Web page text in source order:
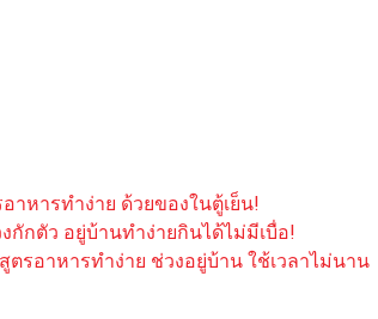
าหารทำง่าย ด้วยของในตู้เย็น!
กักตัว อยู่บ้านทำง่ายกินได้ไม่มีเบื่อ!
ตรอาหารทำง่าย ช่วงอยู่บ้าน ใช้เวลาไม่นาน